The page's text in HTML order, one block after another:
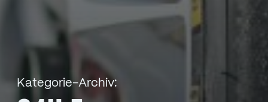
Kategorie-Archiv: